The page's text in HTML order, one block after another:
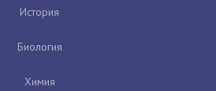
История
Биология
Химия